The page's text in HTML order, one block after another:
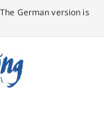
German version is